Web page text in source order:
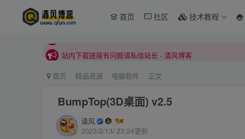
首页 社区 技术教程
站内下载链接有问题请私信站长 - 清风博客
站内下载链接有问题请私信站长 - 清风博客
首页 精品资源 电脑软件 正文
BumpTop(3D桌面) v2.5
清风
2023/2/13/ 23:24更新